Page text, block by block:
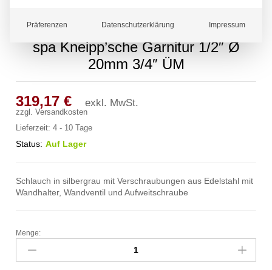
spa Kneipp’sche Garnitur 1/2″ Ø
20mm 3/4″ ÜM
319,17€ exkl. MwSt.
zzgl.Versandkosten
Lieferzeit:4 - 10 Tage
Status: Auf Lager
Schlauch in silbergrau mit Verschraubungen aus Edelstahl mit
Wandhalter, Wandventil und Aufweitschraube
spa
Kneipp'sche
Garnitur
Menge:
Präferenzen Datenschutzerklärung Impressum